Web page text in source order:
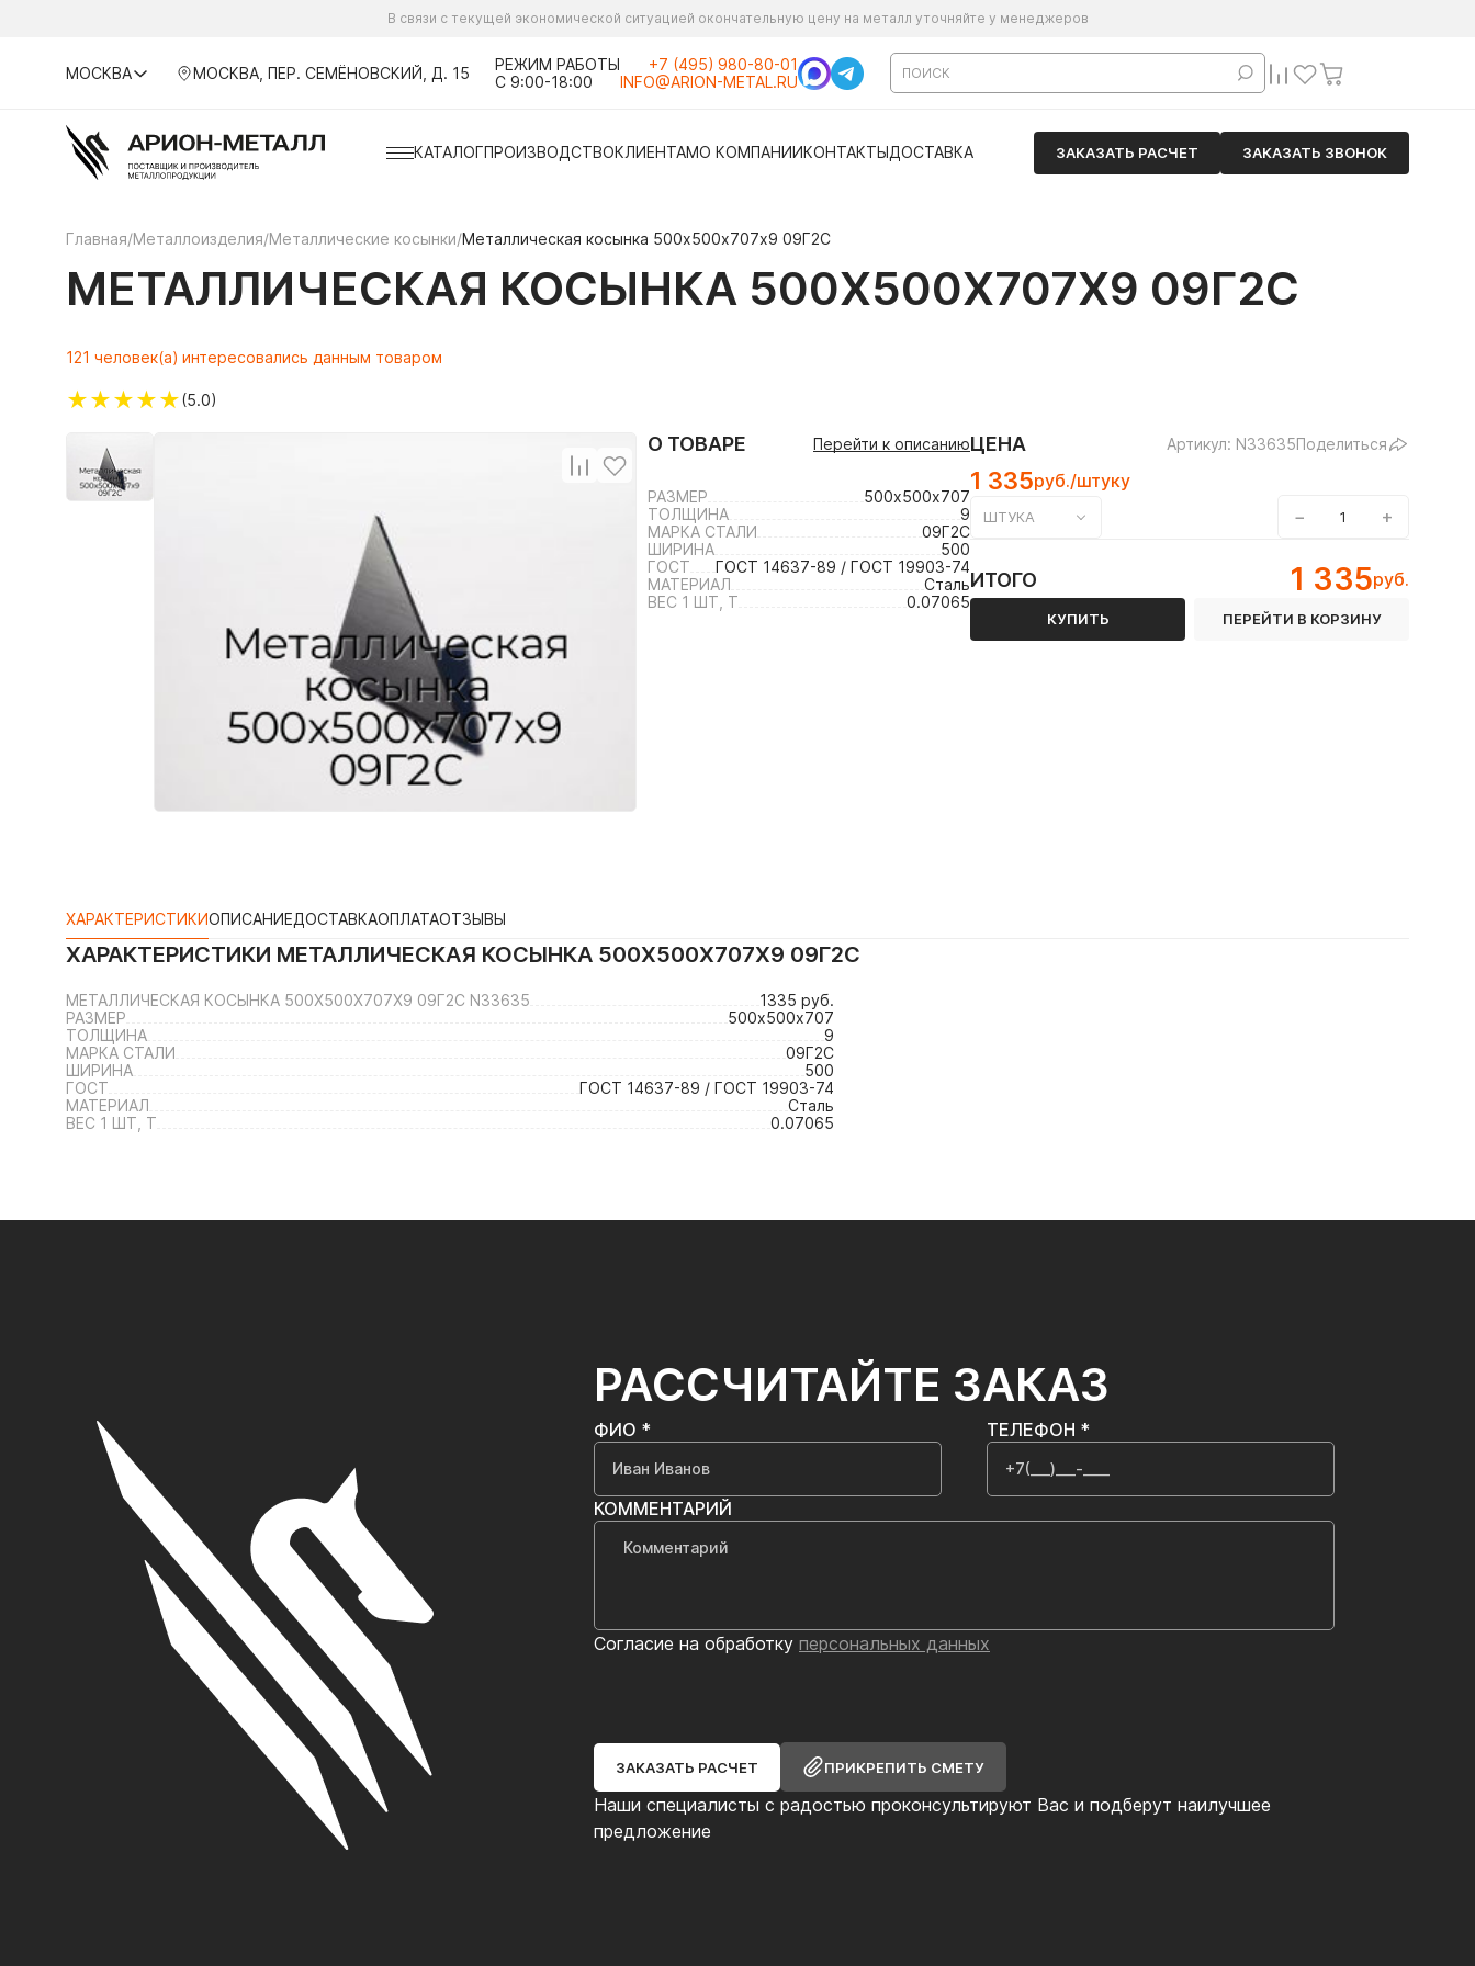
В связи с текущей экономической ситуацией окончательную цену на металл уточняйте у менеджеров
МОСКВА МОСКВА, ПЕР. СЕМЁНОВСКИЙ, Д. 15
РЕЖИМ РАБОТЫ
С 9:00-18:00
+7 (495) 980-80-01
INFO@ARION-METAL.RU
КАТАЛОГПРОИЗВОДСТВОКЛИЕНТАМО КОМПАНИИКОНТАКТЫДОСТАВКА ЗАКАЗАТЬ РАСЧЕТ ЗАКАЗАТЬ ЗВОНОК
Главная/Металлоизделия/Металлические косынки/Металлическая косынка 500х500х707х9 09Г2С
МЕТАЛЛИЧЕСКАЯ КОСЫНКА 500Х500Х707Х9 09Г2С
121 человек(а) интересовались данным товаром
★★★★★(5.0)
О ТОВАРЕ Перейти к описанию
РАЗМЕР
500х500х707
ТОЛЩИНА
9
МАРКА СТАЛИ
09Г2С
ШИРИНА
500
ГОСТ
ГОСТ 14637-89 / ГОСТ 19903-74
МАТЕРИАЛ
Сталь
ВЕС 1 ШТ, Т
0.07065
ЦЕНА Артикул: N33635Поделиться
1 335руб./штуку
ШТУКА − +
ИТОГО 1 335руб.
КУПИТЬ ПЕРЕЙТИ В КОРЗИНУ
ХАРАКТЕРИСТИКИОПИСАНИЕДОСТАВКАОПЛАТАОТЗЫВЫ
ХАРАКТЕРИСТИКИ МЕТАЛЛИЧЕСКАЯ КОСЫНКА 500Х500Х707Х9 09Г2С
МЕТАЛЛИЧЕСКАЯ КОСЫНКА 500Х500Х707Х9 09Г2С N33635
1335 руб.
РАЗМЕР
500х500х707
ТОЛЩИНА
9
МАРКА СТАЛИ
09Г2С
ШИРИНА
500
ГОСТ
ГОСТ 14637-89 / ГОСТ 19903-74
МАТЕРИАЛ
Сталь
ВЕС 1 ШТ, Т
0.07065
РАССЧИТАЙТЕ ЗАКАЗ
Наши специалисты с радостью проконсультируют Вас и подберут наилучшее
предложение
ФИО * ТЕЛЕФОН *
КОММЕНТАРИЙ
Согласие на обработку персональных данных
ЗАКАЗАТЬ РАСЧЕТ ПРИКРЕПИТЬ СМЕТУ